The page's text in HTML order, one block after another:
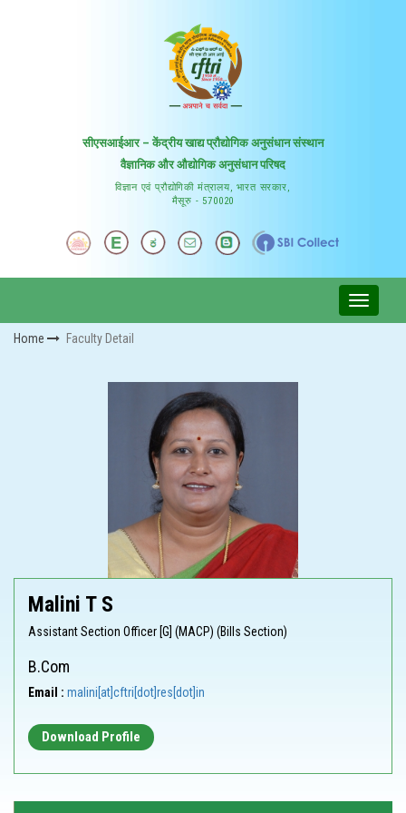
सीएसआईआर – केंद्रीय खाद्य प्रौद्योगिक अनुसंधान संस्थान
वैज्ञानिक और औद्योगिक अनुसंधान परिषद
विज्ञान एवं प्रौद्योगिकी मंत्रालय, भारत सरकार,
मैसूरु - 570020
Home Faculty Detail
Malini T S
Assistant Section Officer [G] (MACP) (Bills Section)
B.Com
Email : malini[at]cftri[dot]res[dot]in
Download Profile